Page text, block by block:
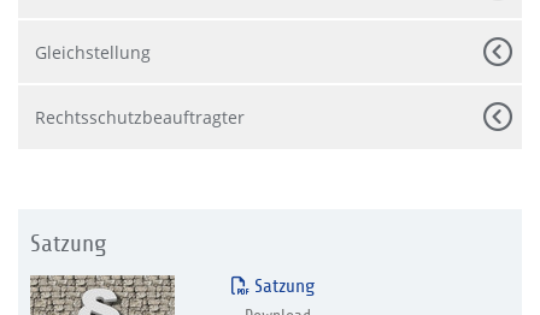
Gleichstellung
Rechtsschutzbeauftragter
Satzung
Satzung